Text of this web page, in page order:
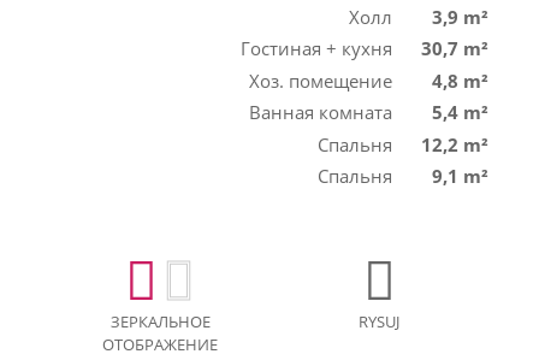
Холл
3,9 m²
Гостиная + кухня
30,7 m²
Хоз. помещение
4,8 m²
Ванная комната
5,4 m²
Спальня
12,2 m²
Спальня
9,1 m²
ЗЕРКАЛЬНОЕ
ОТОБРАЖЕНИЕ
RYSUJ